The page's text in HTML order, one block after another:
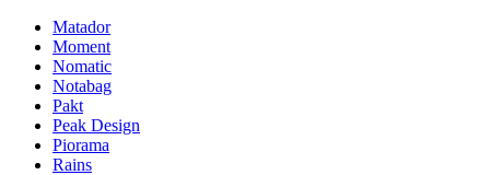
Matador
Moment
Nomatic
Notabag
Pakt
Peak Design
Piorama
Rains